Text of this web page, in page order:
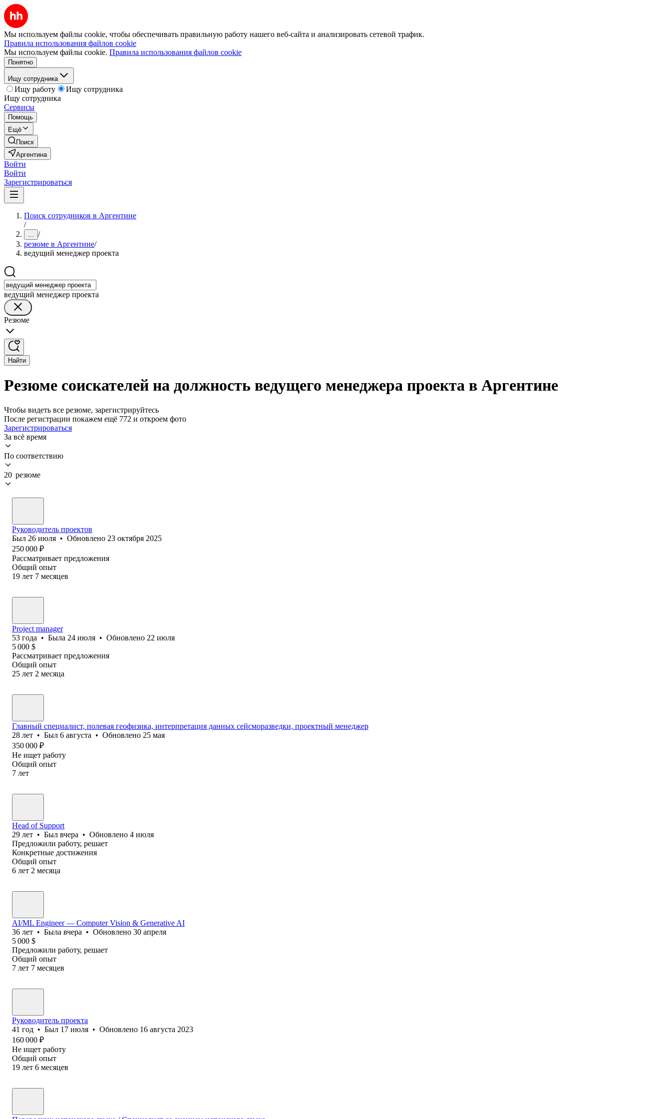
Мы используем файлы cookie, чтобы обеспечивать правильную работу нашего веб-сайта и анализировать сетевой трафик.
Правила использования файлов cookie
Мы используем файлы cookie. Правила использования файлов cookie
Понятно
Ищу сотрудника
Ищу работу
Ищу сотрудника
Ищу сотрудника
Сервисы
Помощь
Ещё
Поиск
Аргентина
Войти
Войти
Зарегистрироваться
Поиск сотрудников в Аргентине
/
... /
резюме в Аргентине/
ведущий менеджер проекта
ведущий менеджер проекта
Резюме
Найти
Резюме соискателей на должность ведущего менеджера проекта в Аргентине
Чтобы видеть все резюме, зарегистрируйтесь
После регистрации покажем ещё 772 и откроем фото
Зарегистрироваться
За всё время
По соответствию
20 резюме
Руководитель проектов
Был 26 июля • Обновлено 23 октября 2025
250 000 ₽
Рассматривает предложения
Общий опыт
19 лет 7 месяцев
Project manager
53 года • Была 24 июля • Обновлено 22 июля
5 000 $
Рассматривает предложения
Общий опыт
25 лет 2 месяца
Главный специалист, полевая геофизика, интерпретация данных сейсморазведки, проектный менеджер
28 лет • Был 6 августа • Обновлено 25 мая
350 000 ₽
Не ищет работу
Общий опыт
7 лет
Head of Support
29 лет • Был вчера • Обновлено 4 июля
Предложили работу, решает
Конкретные достижения
Общий опыт
6 лет 2 месяца
AI/ML Engineer — Computer Vision & Generative AI
36 лет • Была вчера • Обновлено 30 апреля
5 000 $
Предложили работу, решает
Общий опыт
7 лет 7 месяцев
Руководитель проекта
41 год • Был 17 июля • Обновлено 16 августа 2023
160 000 ₽
Не ищет работу
Общий опыт
19 лет 6 месяцев